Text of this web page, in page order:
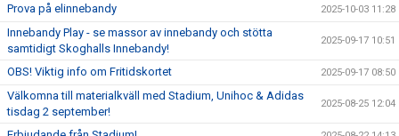
Prova på elinnebandy 2025-10-03 11:28
Innebandy Play - se massor av innebandy och stötta
samtidigt Skoghalls Innebandy!
2025-09-17 10:51
OBS! Viktig info om Fritidskortet 2025-09-17 08:50
Välkomna till materialkväll med Stadium, Unihoc & Adidas
tisdag 2 september!
2025-08-25 12:04